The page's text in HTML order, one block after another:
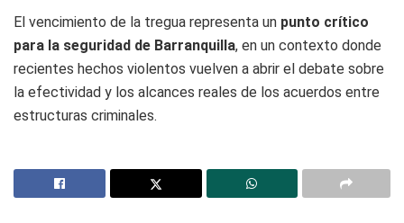
El vencimiento de la tregua representa un punto crítico
para la seguridad de Barranquilla, en un contexto donde
recientes hechos violentos vuelven a abrir el debate sobre
la efectividad y los alcances reales de los acuerdos entre
estructuras criminales.